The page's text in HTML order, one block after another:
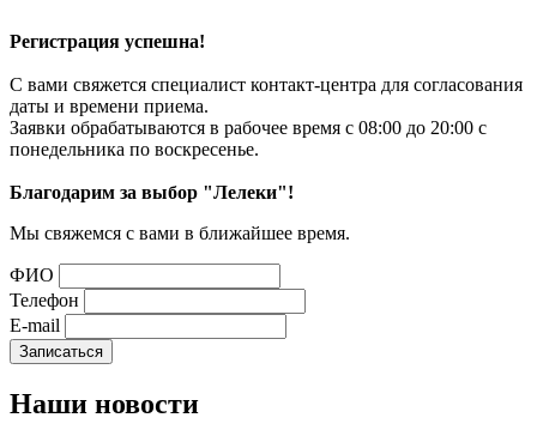
Регистрация успешна!
С вами свяжется специалист контакт-центра для согласования
даты и времени приема.
Заявки обрабатываются в рабочее время с 08:00 до 20:00 с
понедельника по воскресенье.
Благодарим за выбор "Лелеки"!
Мы свяжемся с вами в ближайшее время.
ФИО
Телефон
E-mail
Наши новости